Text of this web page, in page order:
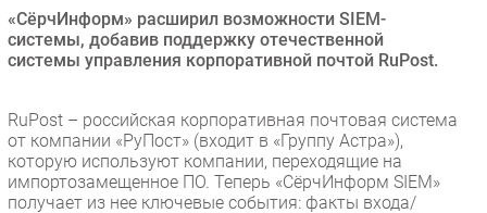
Безопасность
Инновации
CIO/Управление ИТ
Здоровье
РАЗДЕЛЫ
«СёрчИнформ» расширил возможности SIEM-
системы, добавив поддержку отечественной
системы управления корпоративной почтой RuPost.
RuPost – российская корпоративная почтовая система
от компании «РуПост» (входит в «Группу Астра»),
которую используют компании, переходящие на
импортозамещенное ПО. Теперь «СёрчИнформ SIEM»
получает из нее ключевые события: факты входа/